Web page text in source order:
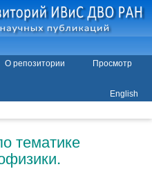
О репозитории
Просмотр
English
тематике